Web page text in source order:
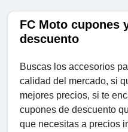
FC Moto cupones
descuento
Buscas los accesorios
calidad del mercado, si
mejores precios, si te
cupones de descuento
que necesitas a precios